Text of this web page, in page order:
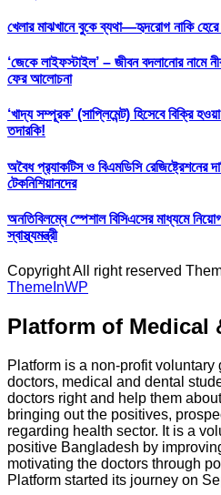
খেলার মাঝখানে বুকে ব্যথা—হৃদরোগ নাকি
‘জেকে লাইফস্টাইল’ – জীবন বদলানোর নামে
ফের আলোচনা
‘খাদ্য সম্পূরক’ (সাপ্লিমেন্ট) হিসেবে বিক্রি
তদারকি!
অবৈধ প্র‍্যাকটিস ও বিএমডিসি রেজিষ্ট্রেশনের
টেকনিশিয়ানদের
অনতিবিলম্বে স্পেশাল বিসিএসের মাধ্যমে
স্বাস্থ্যমন্ত্রী
Copyright All right reserved
ThemeInWP
Platform of Medical
Platform is a non-profit
doctors, medical and dental
doctors right and help them
bringing out the positives,
regarding health sector. It is a
positive Bangladesh by
motivating the doctors through
Platform started its journey on